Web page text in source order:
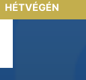
HÉTVÉGÉN